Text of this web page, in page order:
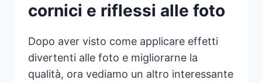
cornici e riflessi alle foto
Dopo aver visto come applicare effetti
divertenti alle foto e migliorarne la
qualità, ora vediamo un altro interessante